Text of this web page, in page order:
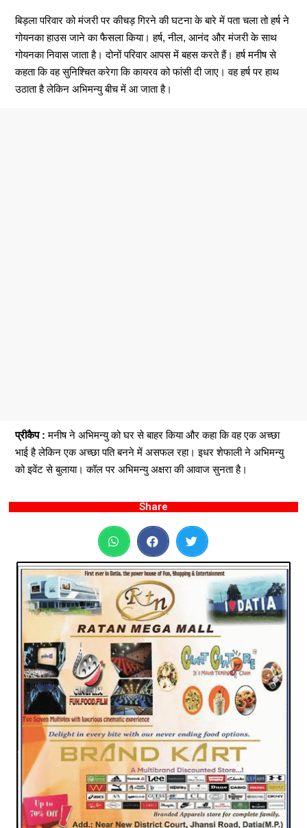
बिड़ला परिवार को मंजरी पर कीचड़ गिरने की घटना के बारे में पता चला तो हर्ष ने
गोयनका हाउस जाने का फैसला किया। हर्ष, नील, आनंद और मंजरी के साथ
गोयनका निवास जाता है। दोनों परिवार आपस में बहस करते हैं। हर्ष मनीष से
कहता कि वह सुनिश्चित करेगा कि कायरव को फांसी दी जाए। वह हर्ष पर हाथ
उठाता है लेकिन अभिमन्यु बीच में आ जाता है।
प्रीकैप : मनीष ने अभिमन्यु को घर से बाहर किया और कहा कि वह एक अच्छा
भाई है लेकिन एक अच्छा पति बनने में असफल रहा। इधर शेफाली ने अभिमन्यु
को इवेंट से बुलाया। कॉल पर अभिमन्यु अक्षरा की आवाज सुनता है।
Share